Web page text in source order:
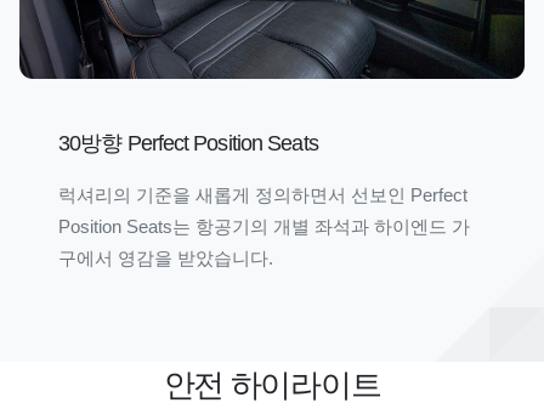
30방향 Perfect Position Seats
럭셔리의 기준을 새롭게 정의하면서 선보인 Perfect
Position Seats는 항공기의 개별 좌석과 하이엔드 가
구에서 영감을 받았습니다.
안전 하이라이트